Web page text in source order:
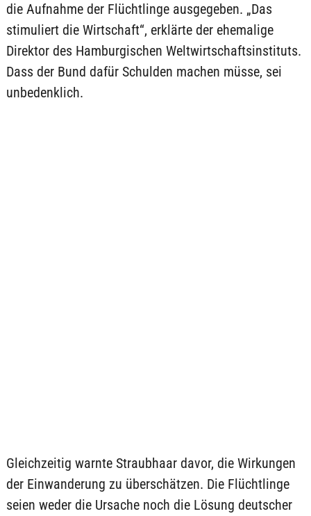
die Aufnahme der Flüchtlinge ausgegeben. „Das
stimuliert die Wirtschaft“, erklärte der ehemalige
Direktor des Hamburgischen Weltwirtschaftsinstituts.
Dass der Bund dafür Schulden machen müsse, sei
unbedenklich.
Gleichzeitig warnte Straubhaar davor, die Wirkungen
der Einwanderung zu überschätzen. Die Flüchtlinge
seien weder die Ursache noch die Lösung deutscher